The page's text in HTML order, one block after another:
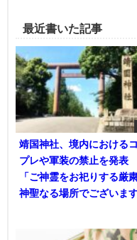
最近書いた記事
靖国神社、境内における
プレや軍装の禁止を発表
「ご神霊をお祀りする厳
神聖なる場所でございます